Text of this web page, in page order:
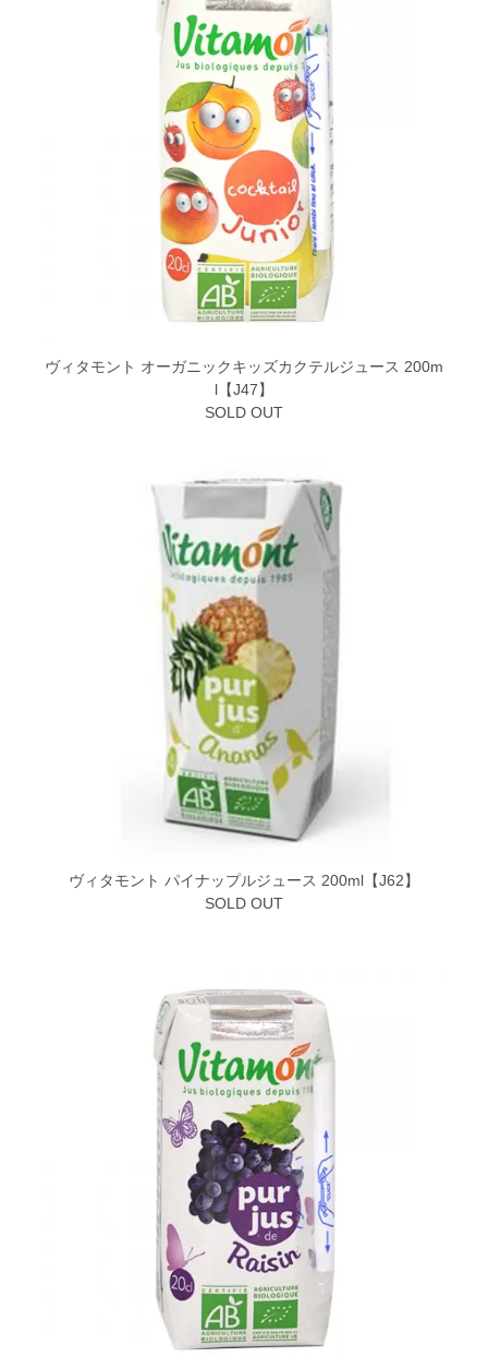
ヴィタモント オーガニックキッズカクテルジュース 200m
l【J47】
SOLD OUT
ヴィタモント パイナップルジュース 200ml【J62】
SOLD OUT